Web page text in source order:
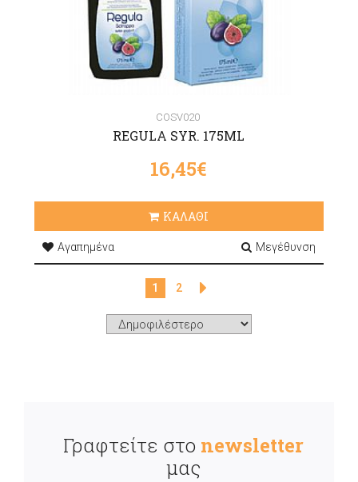
COSV020
REGULA SYR. 175ML
16,45€
ΚΑΛΑΘΙ
Αγαπημένα Μεγέθυνση
1 2
Γραφτείτε στο newsletter
μας